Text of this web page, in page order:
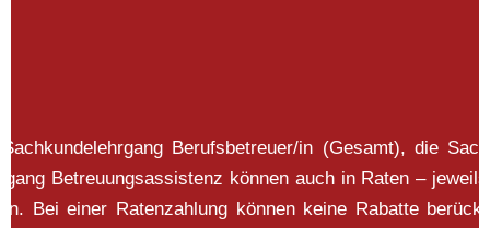
Berufsbetreuer/in (Gesamt), die
Betreuungsassistenz können auch in Raten –
Bei einer Ratenzahlung können keine Rabatte